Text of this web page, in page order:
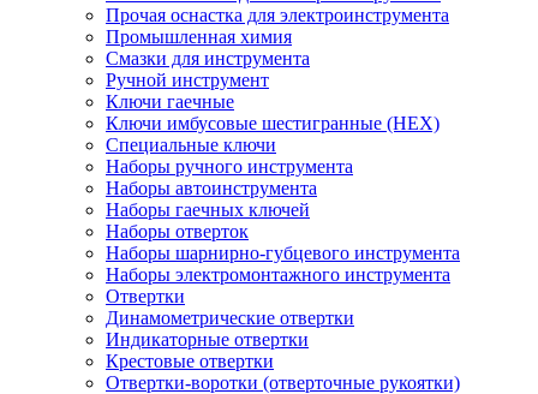
Прочая оснастка для электроинструмента
Промышленная химия
Смазки для инструмента
Ручной инструмент
Ключи гаечные
Ключи имбусовые шестигранные (HEX)
Специальные ключи
Наборы ручного инструмента
Наборы автоинструмента
Наборы гаечных ключей
Наборы отверток
Наборы шарнирно-губцевого инструмента
Наборы электромонтажного инструмента
Отвертки
Динамометрические отвертки
Индикаторные отвертки
Крестовые отвертки
Отвертки-воротки (отверточные рукоятки)